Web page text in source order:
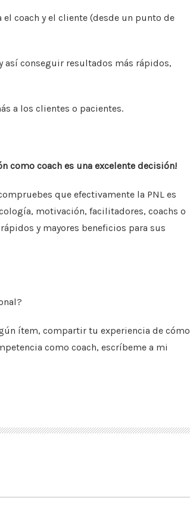
el coach y el cliente (desde un punto de
así conseguir resultados más rápidos,
a los clientes o pacientes.
como coach es una excelente decisión!
que efectivamente la PNL es
motivación, facilitadores, coachs o
y mayores beneficios para sus
ítem, compartir tu experiencia de cómo
como coach, escríbeme a mi